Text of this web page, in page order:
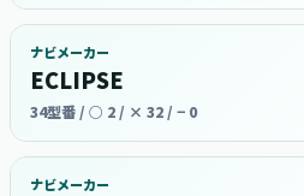
ナビメーカー
ECLIPSE
34型番 / ○ 2 / × 32 / − 0
ナビメーカー